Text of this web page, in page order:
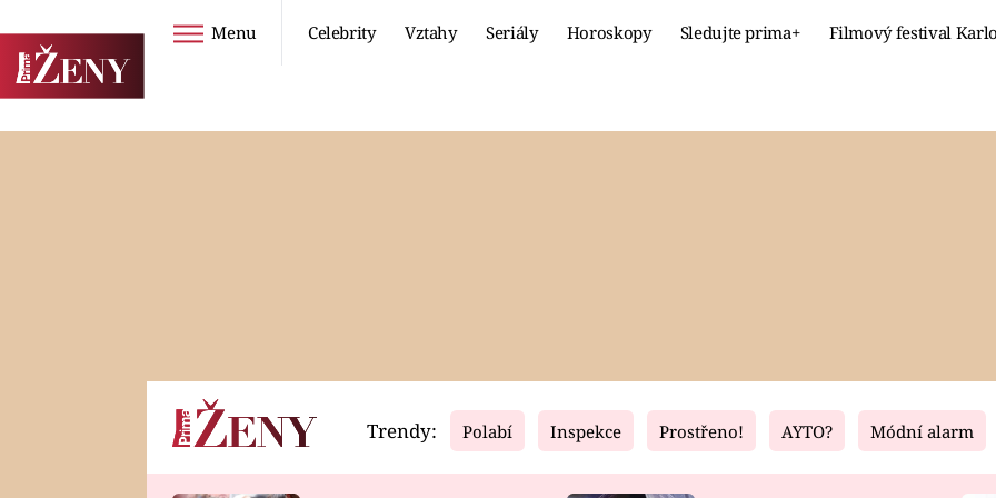
Menu Celebrity Vztahy Seriály Horoskopy Sledujte prima+ Filmový festival
Horoskopy Video Fresh Living
Trendy: Polabí Inspekce Prostřeno! AYTO? Módní alarm